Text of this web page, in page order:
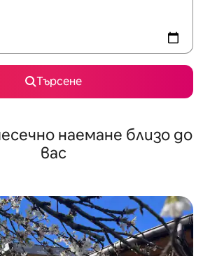
Търсене
наемане близо до
вас